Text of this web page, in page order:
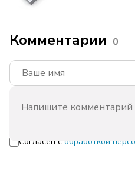
Комментарии 0
Согласен с обработкой